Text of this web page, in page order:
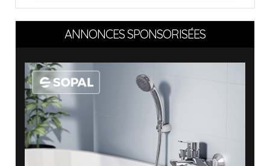
ANNONCES SPONSORISÉES